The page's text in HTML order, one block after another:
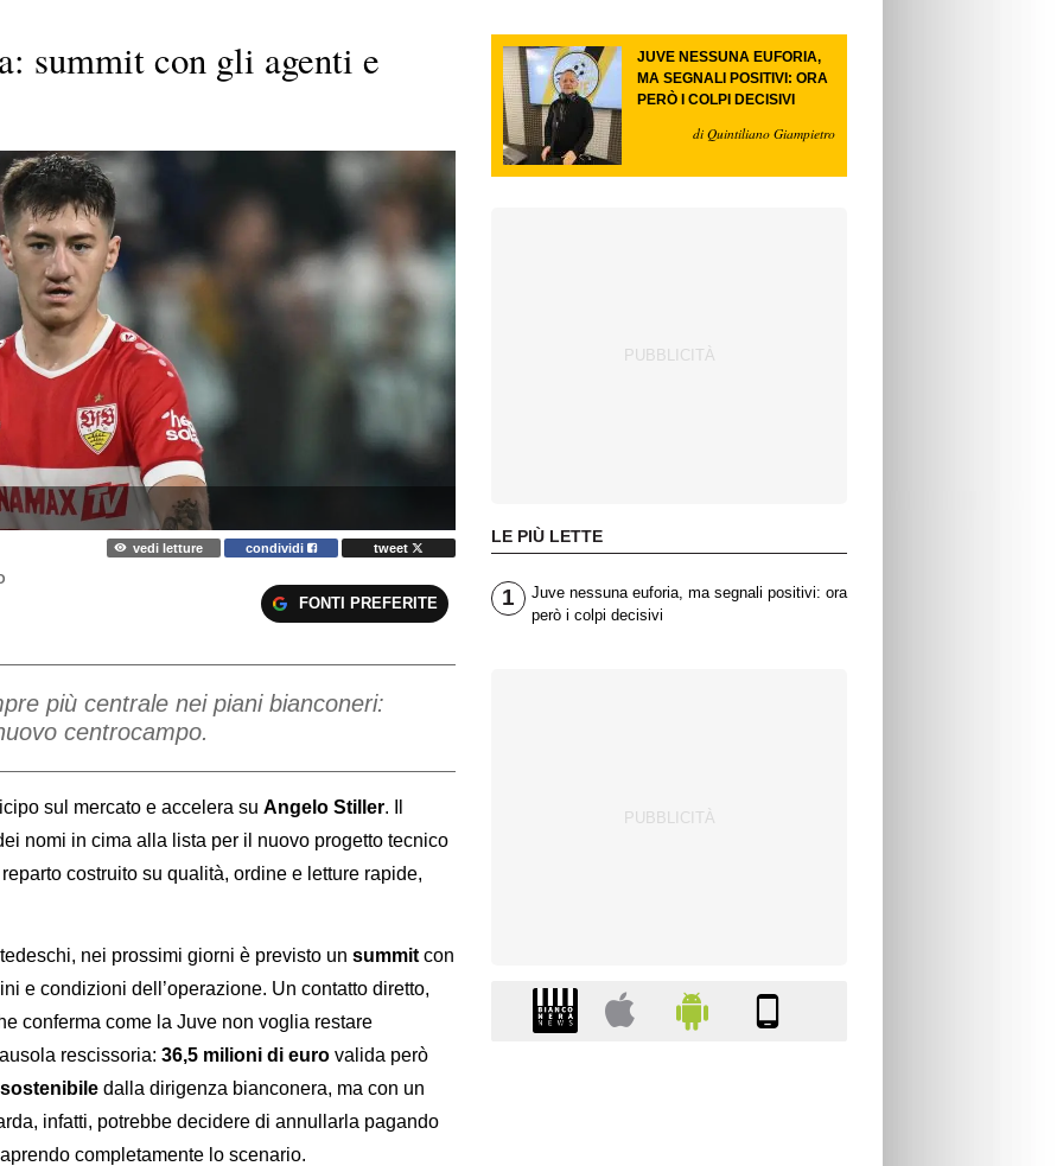
summit con gli agenti e
vedi letture condividi tweet
FONTI PREFERITE
più centrale nei piani bianconeri:
centrocampo.
sul mercato e accelera su Angelo Stiller. Il
nomi in cima alla lista per il nuovo progetto tecnico
costruito su qualità, ordine e letture rapide,
nei prossimi giorni è previsto un summit con
e condizioni dell’operazione. Un contatto diretto,
conferma come la Juve non voglia restare
rescissoria: 36,5 milioni di euro valida però
sostenibile dalla dirigenza bianconera, ma con un
infatti, potrebbe decidere di annullarla pagando
completamente lo scenario.
JUVE NESSUNA EUFORIA,
MA SEGNALI POSITIVI: ORA
PERÒ I COLPI DECISIVI
di Quintiliano Giampietro
LE PIÙ LETTE
1
Juve nessuna euforia, ma segnali positivi: ora
però i colpi decisivi